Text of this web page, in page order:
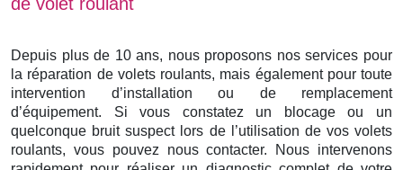
de volet roulant
Depuis plus de 10 ans, nous proposons nos services pour
la réparation de volets roulants, mais également pour toute
intervention d’installation ou de remplacement
d’équipement. Si vous constatez un blocage ou un
quelconque bruit suspect lors de l’utilisation de vos volets
roulants, vous pouvez nous contacter. Nous intervenons